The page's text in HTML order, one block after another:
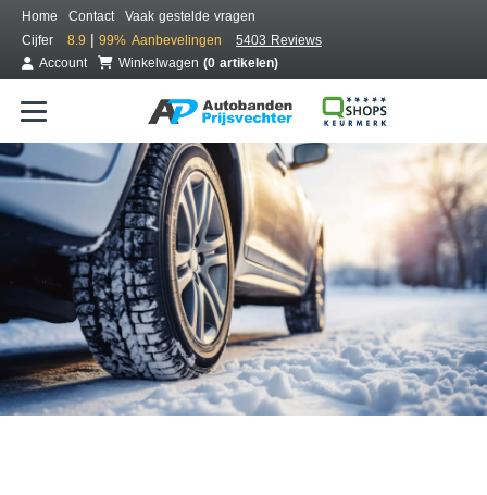
Home Contact
Vaak gestelde vragen
Cijfer
8.9 | 99% Aanbevelingen
5403 Reviews
Account
Winkelwagen (0 artikelen)
Bestel voordelig winterbanden
Gratis bezorgd of montage bij jou in de buurt
Seizoen:
Merken: